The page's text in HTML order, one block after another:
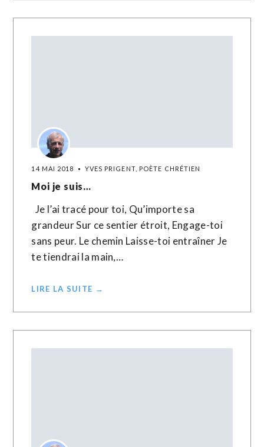
14 MAI 2018 YVES PRIGENT, POÈTE CHRÉTIEN
Moi je suis…
Je l’ai tracé pour toi, Qu’importe sa
grandeur Sur ce sentier étroit, Engage-toi
sans peur. Le chemin Laisse-toi entraîner Je
te tiendrai la main,…
LIRE LA SUITE →